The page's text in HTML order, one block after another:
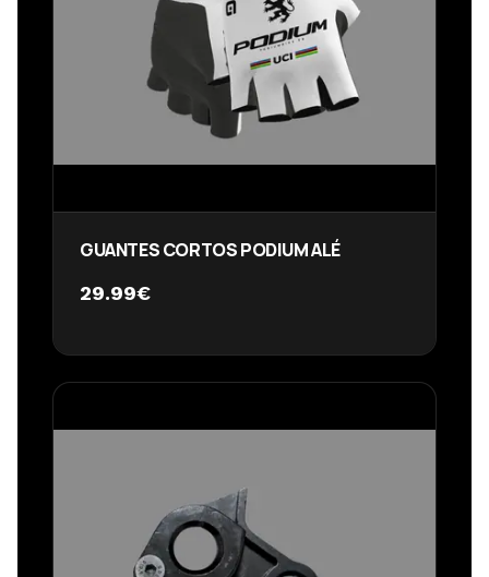
GUANTES CORTOS PODIUM ALÉ
29.99€